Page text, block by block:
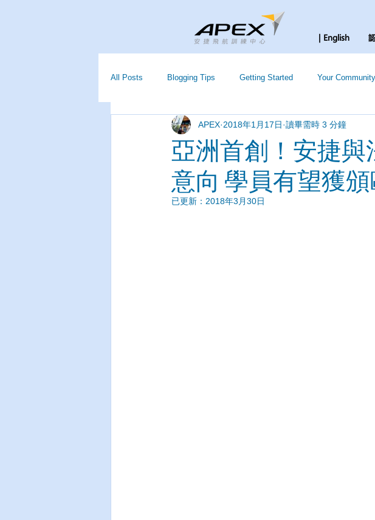
| English
All Posts Blogging Tips Getting Started Your Community
亞洲首創！安捷
意向 學員有望獲頒
APEX 2018年1月17日 讀畢需時 3 分鐘
已更新： 2018年3月30日